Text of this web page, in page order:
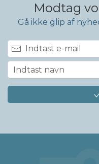
Modtag
Gå ikke glip af